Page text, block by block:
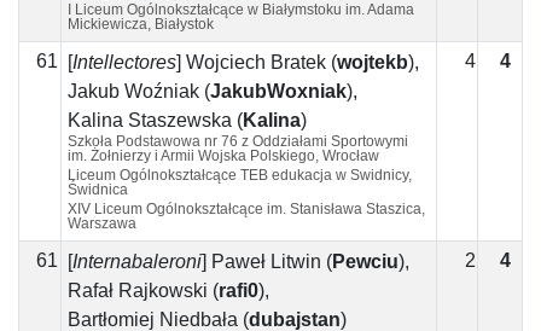
I Liceum Ogólnokształcące w Białymstoku im. Adama
Mickiewicza, Białystok
61 [Intellectores] Wojciech Bratek (wojtekb),
Jakub Woźniak (JakubWoxniak),
Kalina Staszewska (Kalina)
Szkoła Podstawowa nr 76 z Oddziałami Sportowymi
im. Żołnierzy i Armii Wojska Polskiego, Wrocław
Liceum Ogólnokształcące TEB edukacja w Świdnicy,
Świdnica
XIV Liceum Ogólnokształcące im. Stanisława Staszica,
Warszawa
4 4
61 [Internabaleroni] Paweł Litwin (Pewciu),
Rafał Rajkowski (rafi0),
Bartłomiej Niedbała (dubajstan)
2 4